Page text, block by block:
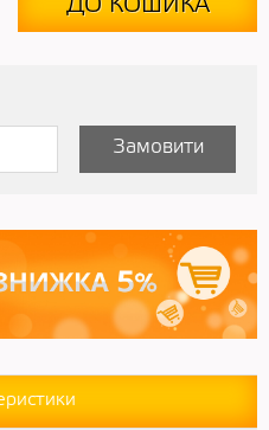
ДО КОШИКА
Замовити